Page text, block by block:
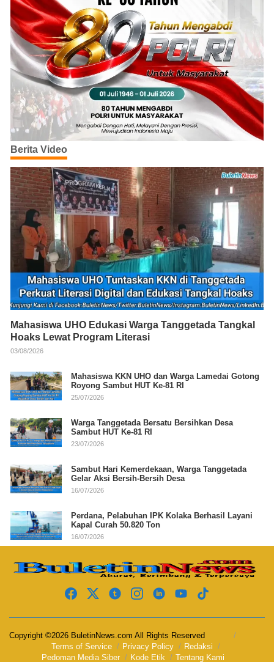
Berita Video
Mahasiswa UHO Edukasi Warga Tanggetada Tangkal
Hoaks Lewat Program Literasi
03/08/2026
Mahasiswa KKN UHO dan Warga Lamedai Gotong
Royong Sambut HUT Ke-81 RI
25/07/2026
Warga Tanggetada Bersatu Bersihkan Desa
Sambut HUT Ke-81 RI
23/07/2026
Sambut Hari Kemerdekaan, Warga Tanggetada
Gelar Aksi Bersih-Bersih Desa
16/07/2026
Perdana, Pelabuhan IPK Kolaka Berhasil Layani
Kapal Curah 50.820 Ton
16/07/2026
Copyright ©2026 BuletinNews.com All Rights Reserved
Terms of Service
Privacy Policy
Redaksi
Pedoman Media Siber
Kode Etik Tentang Kami